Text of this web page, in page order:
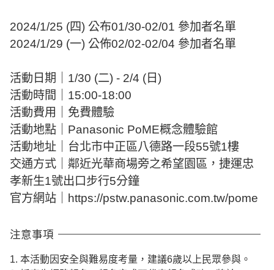
2024/1/25 (四) 公布01/30-02/01 參加者名單
2024/1/29 (一) 公佈02/02-02/04 參加者名單
活動日期｜1/30 (二) - 2/4 (日)
活動時間｜15:00-18:00
活動費用｜免費體驗
活動地點｜Panasonic PoME概念體驗館
活動地址｜台北市中正區八德路一段55號1樓
交通方式｜鄰近光華商場旁之希望園區，捷運忠
孝新生1號出口步行5分鐘
官方網站｜https://pstw.panasonic.com.tw/pome
注意事項
1. 本活動因安全與難易度考量，建議6歲以上民眾參與。